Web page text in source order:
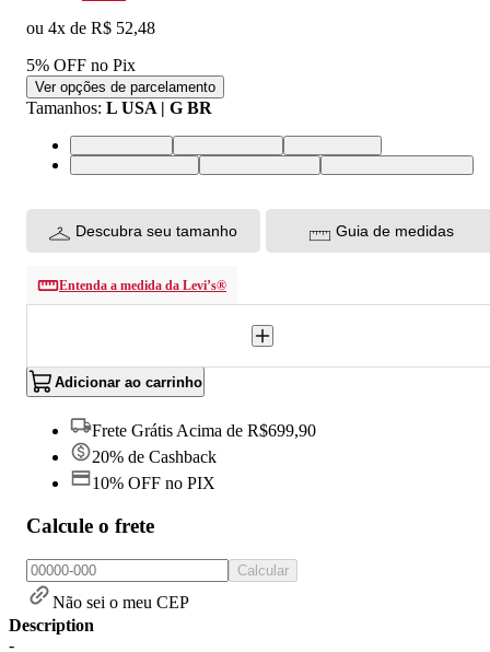
ou 4x de R$ 52,48
5% OFF no Pix
Ver opções de parcelamento
Tamanhos: L USA | G BR
Descubra seu tamanho Guia de medidas
Entenda a medida da Levi’s®
Adicionar ao carrinho
Frete Grátis Acima de R$699,90
20% de Cashback
10% OFF no PIX
Calcule o frete
Calcular
Não sei o meu CEP
Description
-